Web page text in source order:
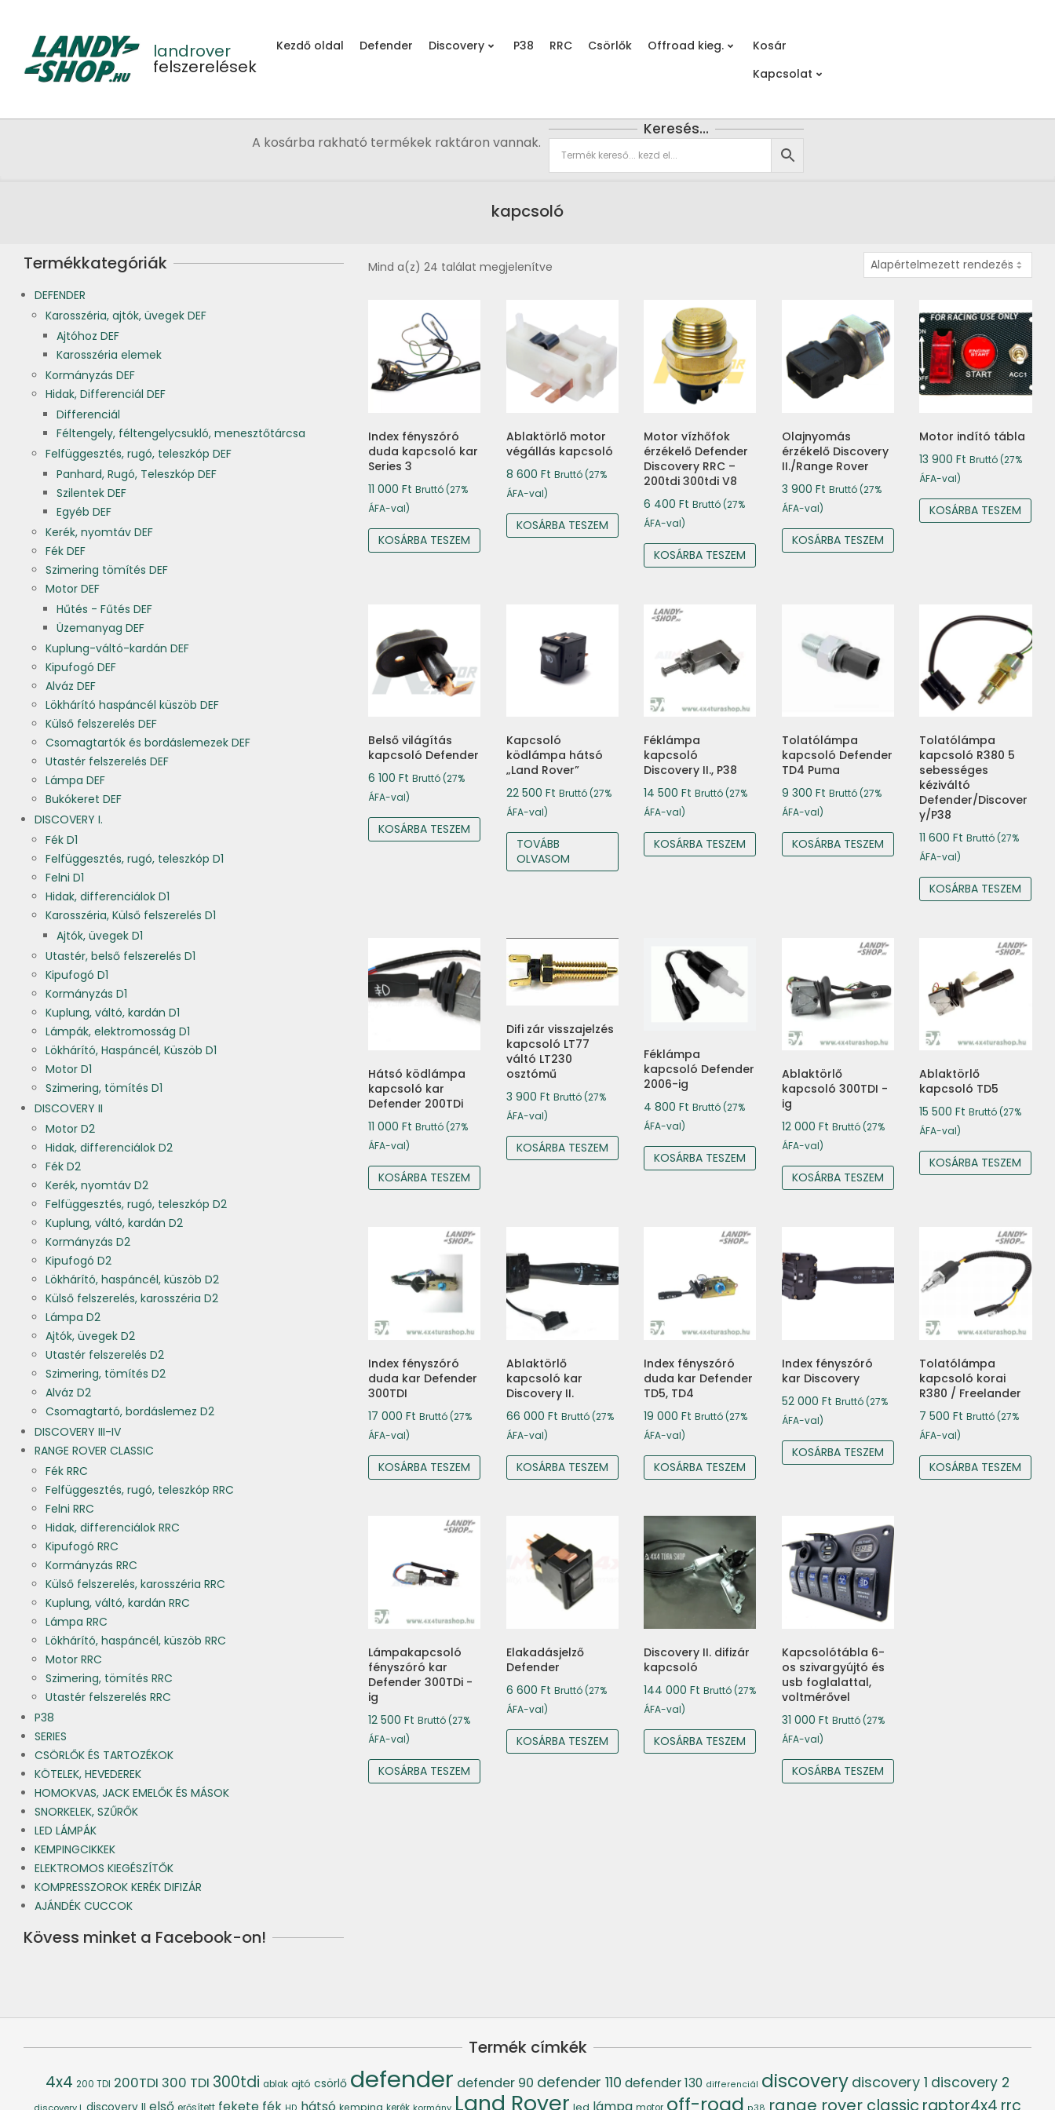
content
landrover
felszerelések
Kezdő oldal Defender Discovery P38 RRC Csörlők Offroad kieg.
Kosár
Kapcsolat
A kosárba rakható termékek raktáron vannak.
Keresés…
kapcsoló
Mind a(z) 24 találat megjelenítve
Index fényszóró
duda kapcsoló kar
Series 3
11 000 Ft Bruttó (27%
ÁFA-val)
KOSÁRBA TESZEM
Ablaktörlő motor
végállás kapcsoló
8 600 Ft Bruttó (27%
ÁFA-val)
KOSÁRBA TESZEM
Motor vízhőfok
érzékelő Defender
Discovery RRC –
200tdi 300tdi V8
6 400Ft Bruttó (27%
ÁFA-val)
KOSÁRBA TESZEM
Olajnyomás
érzékelő Discovery
II./Range Rover
3 900 Ft Bruttó (27%
ÁFA-val)
KOSÁRBA TESZEM
Motor indító tábla
13 900Ft Bruttó (27%
ÁFA-val)
KOSÁRBA TESZEM
Belső világítás
kapcsoló Defender
6 100 Ft Bruttó (27%
ÁFA-val)
KOSÁRBA TESZEM
Kapcsoló
ködlámpa hátsó
„Land Rover”
22 500 Ft Bruttó (27%
ÁFA-val)
TOVÁBB
OLVASOM
Féklámpa
kapcsoló
Discovery II., P38
14 500Ft Bruttó (27%
ÁFA-val)
KOSÁRBA TESZEM
Tolatólámpa
kapcsoló Defender
TD4 Puma
9 300 Ft Bruttó (27%
ÁFA-val)
KOSÁRBA TESZEM
Tolatólámpa
kapcsoló R380 5
sebességes
kéziváltó
Defender/Discover
y/P38
11 600Ft Bruttó (27%
ÁFA-val)
KOSÁRBA TESZEM
Hátsó ködlámpa
kapcsoló kar
Defender 200TDi
11 000 Ft Bruttó (27%
ÁFA-val)
KOSÁRBA TESZEM
Difi zár visszajelzés
kapcsoló LT77
váltó LT230
osztómű
3 900 Ft Bruttó (27%
ÁFA-val)
KOSÁRBA TESZEM
Féklámpa
kapcsoló Defender
2006-ig
4 800Ft Bruttó (27%
ÁFA-val)
KOSÁRBA TESZEM
Ablaktörlő
kapcsoló 300TDI -
ig
12 000 Ft Bruttó (27%
ÁFA-val)
KOSÁRBA TESZEM
Ablaktörlő
kapcsoló TD5
15 500Ft Bruttó (27%
ÁFA-val)
KOSÁRBA TESZEM
Index fényszóró
duda kar Defender
300TDI
17 000 Ft Bruttó (27%
ÁFA-val)
KOSÁRBA TESZEM
Ablaktörlő
kapcsoló kar
Discovery II.
66 000 Ft Bruttó (27%
ÁFA-val)
KOSÁRBA TESZEM
Index fényszóró
duda kar Defender
TD5, TD4
19 000Ft Bruttó (27%
ÁFA-val)
KOSÁRBA TESZEM
Index fényszóró
kar Discovery
52 000 Ft Bruttó (27%
ÁFA-val)
KOSÁRBA TESZEM
Tolatólámpa
kapcsoló korai
R380 / Freelander
7 500Ft Bruttó (27%
ÁFA-val)
KOSÁRBA TESZEM
Lámpakapcsoló
fényszóró kar
Defender 300TDi -
ig
12 500 Ft Bruttó (27%
ÁFA-val)
KOSÁRBA TESZEM
Elakadásjelző
Defender
6 600 Ft Bruttó (27%
ÁFA-val)
KOSÁRBA TESZEM
Discovery II. difizár
kapcsoló
144 000Ft Bruttó (27%
ÁFA-val)
KOSÁRBA TESZEM
Kapcsolótábla 6-
os szivargyújtó és
usb foglalattal,
voltmérővel
31 000 Ft Bruttó (27%
ÁFA-val)
KOSÁRBA TESZEM
Termékkategóriák
DEFENDER
Karosszéria, ajtók, üvegek DEF
Ajtóhoz DEF
Karosszéria elemek
Kormányzás DEF
Hidak, Differenciál DEF
Differenciál
Féltengely, féltengelycsukló, menesztőtárcsa
Felfüggesztés, rugó, teleszkóp DEF
Panhard, Rugó, Teleszkóp DEF
Szilentek DEF
Egyéb DEF
Kerék, nyomtáv DEF
Fék DEF
Szimering tömítés DEF
Motor DEF
Hűtés - Fűtés DEF
Üzemanyag DEF
Kuplung-váltó-kardán DEF
Kipufogó DEF
Alváz DEF
Lökhárító haspáncél küszöb DEF
Külső felszerelés DEF
Csomagtartók és bordáslemezek DEF
Utastér felszerelés DEF
Lámpa DEF
Bukókeret DEF
DISCOVERY I.
Fék D1
Felfüggesztés, rugó, teleszkóp D1
Felni D1
Hidak, differenciálok D1
Karosszéria, Külső felszerelés D1
Ajtók, üvegek D1
Utastér, belső felszerelés D1
Kipufogó D1
Kormányzás D1
Kuplung, váltó, kardán D1
Lámpák, elektromosság D1
Lökhárító, Haspáncél, Küszöb D1
Motor D1
Szimering, tömítés D1
DISCOVERY II
Motor D2
Hidak, differenciálok D2
Fék D2
Kerék, nyomtáv D2
Felfüggesztés, rugó, teleszkóp D2
Kuplung, váltó, kardán D2
Kormányzás D2
Kipufogó D2
Lökhárító, haspáncél, küszöb D2
Külső felszerelés, karosszéria D2
Lámpa D2
Ajtók, üvegek D2
Utastér felszerelés D2
Szimering, tömítés D2
Alváz D2
Csomagtartó, bordáslemez D2
DISCOVERY III-IV
RANGE ROVER CLASSIC
Fék RRC
Felfüggesztés, rugó, teleszkóp RRC
Felni RRC
Hidak, differenciálok RRC
Kipufogó RRC
Kormányzás RRC
Külső felszerelés, karosszéria RRC
Kuplung, váltó, kardán RRC
Lámpa RRC
Lökhárító, haspáncél, küszöb RRC
Motor RRC
Szimering, tömítés RRC
Utastér felszerelés RRC
P38
SERIES
CSÖRLŐK ÉS TARTOZÉKOK
KÖTELEK, HEVEDEREK
HOMOKVAS, JACK EMELŐK ÉS MÁSOK
SNORKELEK, SZŰRŐK
LED LÁMPÁK
KEMPINGCIKKEK
ELEKTROMOS KIEGÉSZÍTŐK
KOMPRESSZOROK KERÉK DIFIZÁR
AJÁNDÉK CUCCOK
Kövess minket a Facebook-on!
Termék címkék
4x4 200 TDI 200TDI 300 TDI 300tdi ablak ajtó csörlő defender defender 90 defender 110 defender 130 differenciál discovery discovery 1 discovery 2
első fekete kemping Land Rover off-road range rover classic raptor4x4 rrc